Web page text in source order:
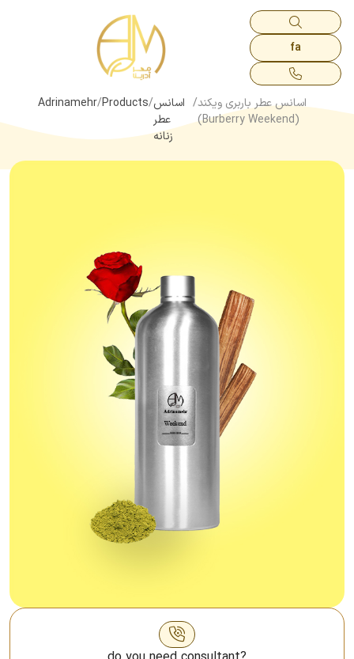
fa
Adrinamehr Products اسانس
عطر
زنانه
اسانس عطر باربری ویکند
(Burberry Weekend)